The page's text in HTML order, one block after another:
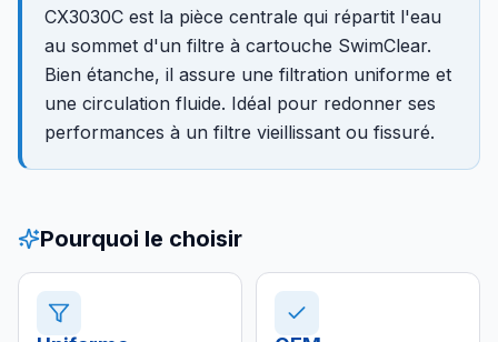
CX3030C est la pièce centrale qui répartit l'eau
au sommet d'un filtre à cartouche SwimClear.
Bien étanche, il assure une filtration uniforme et
une circulation fluide. Idéal pour redonner ses
performances à un filtre vieillissant ou fissuré.
Pourquoi le choisir